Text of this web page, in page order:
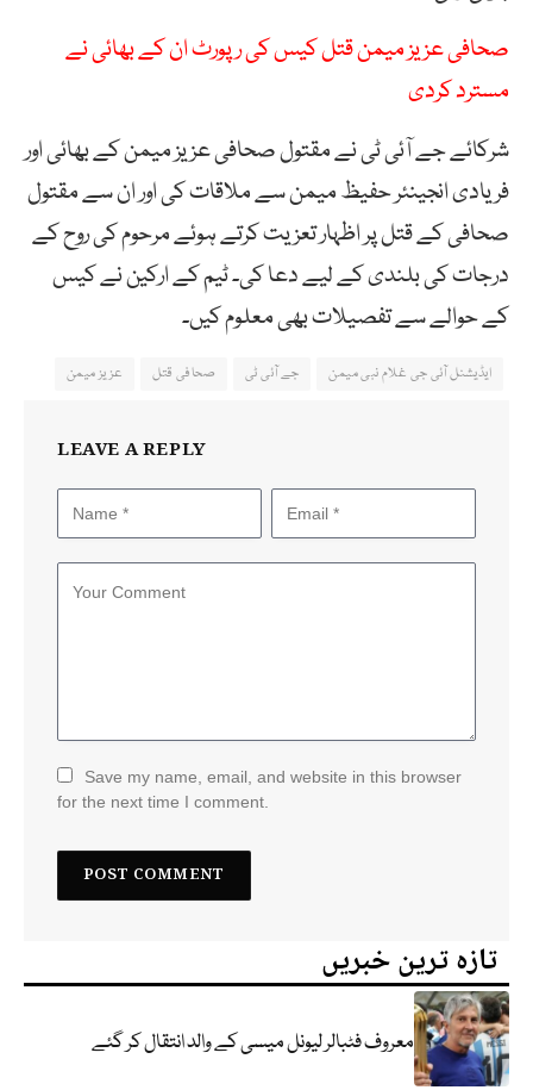
صحافی عزیز میمن قتل کیس کی رپورٹ ان کے بھائی نے
مسترد کردی
شرکائے جے آئی ٹی نے مقتول صحافی عزیز میمن کے بھائی اور
فریادی انجینئر حفیظ میمن سے ملاقات کی اور ان سے مقتول
صحافی کے قتل پر اظہار تعزیت کرتے ہوئے مرحوم کی روح کے
درجات کی بلندی کے لیے دعا کی۔ ٹیم کے ارکین نے کیس
کے حوالے سے تفصیلات بھی معلوم کیں۔
ایڈیشنل آئی جی غلام نبی میمن جے آئی ٹی صحافی قتل عزیز میمن
LEAVE A REPLY
Save my name, email, and website in this browser
for the next time I comment.
تازہ ترین خبریں
معروف فٹبالر لیونل میسی کے والد انتقال کر گئے